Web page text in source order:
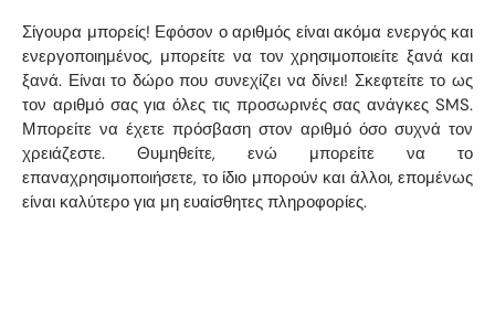
Σίγουρα μπορείς! Εφόσον ο αριθμός είναι ακόμα ενεργός και
ενεργοποιημένος, μπορείτε να τον χρησιμοποιείτε ξανά και
ξανά. Είναι το δώρο που συνεχίζει να δίνει! Σκεφτείτε το ως
τον αριθμό σας για όλες τις προσωρινές σας ανάγκες SMS.
Μπορείτε να έχετε πρόσβαση στον αριθμό όσο συχνά τον
χρειάζεστε. Θυμηθείτε, ενώ μπορείτε να το
επαναχρησιμοποιήσετε, το ίδιο μπορούν και άλλοι, επομένως
είναι καλύτερο για μη ευαίσθητες πληροφορίες.